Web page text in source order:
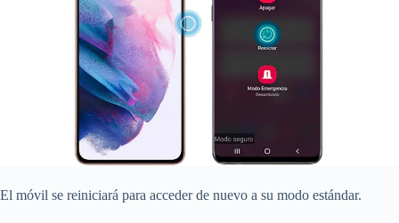
El móvil se reiniciará para acceder de nuevo a su modo estándar.